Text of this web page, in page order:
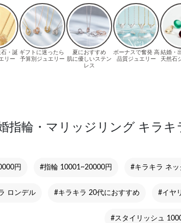
指輪・マリッジリング キラ
円 #指輪 10001~20000円 #キラキラ ネッ
ロンデル #キラキラ 20代におすすめ #イヤ
#スタイリッシュ